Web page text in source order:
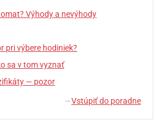
Výhody a nevýhody
pri výbere hodiniek?
sa v tom vyznať
— pozor
↓ Vstúpiť do poradne